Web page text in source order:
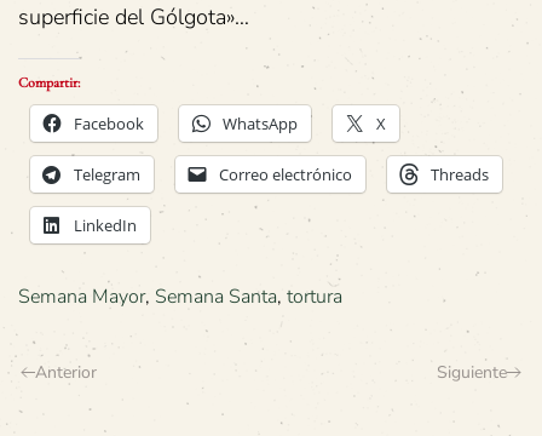
superficie del Gólgota»…
Compartir:
Facebook WhatsApp X
Telegram Correo electrónico Threads
LinkedIn
Semana Mayor, Semana Santa, tortura
Anterior Siguiente